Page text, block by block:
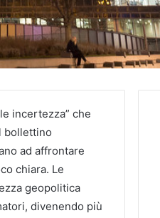
incertezza” che
bollettino
ad affrontare
chiara. Le
geopolitica
divenendo più